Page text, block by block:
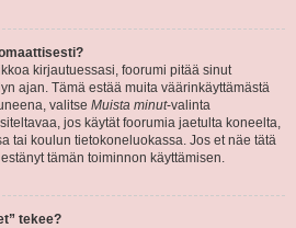
kirjautuessasi, foorumi pitää sinut
ajan. Tämä estää muita väärinkäyttämästä
valitse Muista minut-valinta
jos käytät foorumia jaetulta koneelta,
tai koulun tietokoneluokassa. Jos et näe tätä
tämän toiminnon käyttämisen.
tekee?